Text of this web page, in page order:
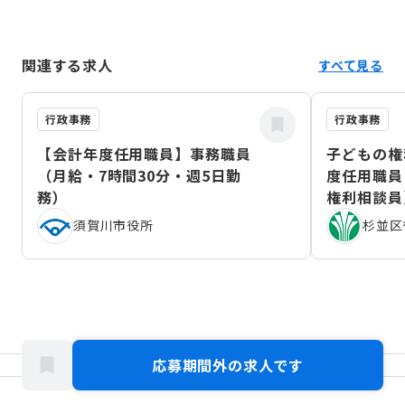
関連する求人 すべて見る
行政事務
【会計年度任用職員】事務職員
（月給・7時間30分・週5日勤
務）
須賀川市役所
行政事務
子どもの
度任用職
権利相談
（2026年
杉並
応募期間外の求人です